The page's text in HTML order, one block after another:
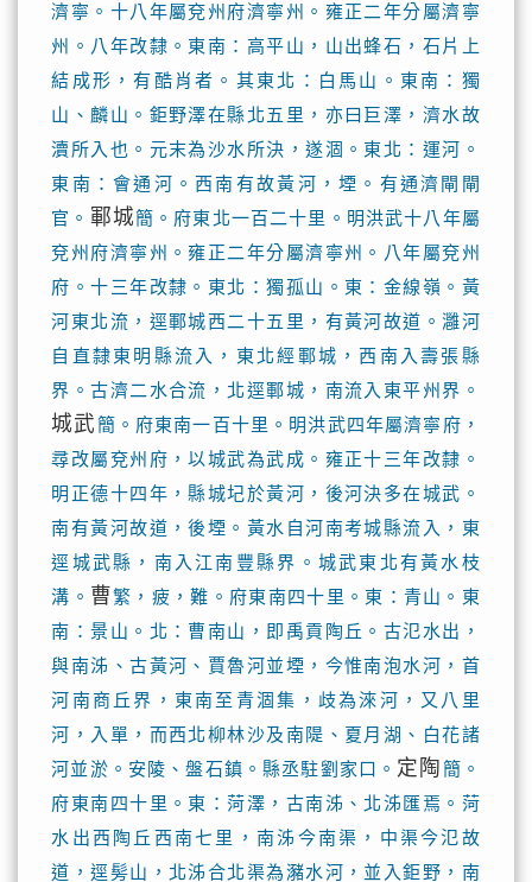
濟寧。十八年屬兗州府濟寧州。雍正二年分屬濟寧
州。八年改隸。東南：高平山，山出蜂石，石片上
結成形，有酷肖者。其東北：白馬山。東南：獨
山、麟山。鉅野澤在縣北五里，亦曰巨澤，濟水故
瀆所入也。元末為沙水所決，遂涸。東北：運河。
東南：會通河。西南有故黃河，堙。有通濟閘閘
官。 鄆城簡。府東北一百二十里。明洪武十八年屬
兗州府濟寧州。雍正二年分屬濟寧州。八年屬兗州
府。十三年改隸。東北：獨孤山。東：金線嶺。黃
河東北流，逕鄆城西二十五里，有黃河故道。灉河
自直隸東明縣流入，東北經鄆城，西南入壽張縣
界。古濟二水合流，北逕鄆城，南流入東平州界。
城武簡。府東南一百十里。明洪武四年屬濟寧府，
尋改屬兗州府，以城武為武成。雍正十三年改隸。
明正德十四年，縣城圮於黃河，後河決多在城武。
南有黃河故道，後堙。黃水自河南考城縣流入，東
逕城武縣，南入江南豐縣界。城武東北有黃水枝
溝。 曹繁，疲，難。府東南四十里。東：青山。東
南：景山。北：曹南山，即禹貢陶丘。古氾水出，
與南泲、古黃河、賈魯河並堙，今惟南泡水河，首
河南商丘界，東南至青涸集，歧為淶河，又八里
河，入單，而西北柳林沙及南隄、夏月湖、白花諸
河並淤。安陵、盤石鎮。縣丞駐劉家口。 定陶簡。
府東南四十里。東：菏澤，古南泲、北泲匯焉。菏
水出西陶丘西南七里，南泲今南渠，中渠今氾故
道，逕髣山，北泲合北渠為瀦水河，並入鉅野，南